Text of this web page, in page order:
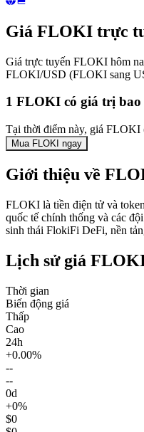
Giá FLOKI trực
Giá trực tuyến FLOKI hôm
FLOKI/USD (FLOKI sang
1 FLOKI có giá trị bao
Tại thời điểm này, giá
Mua FLOKI ngay
Giới thiệu về
FLOKI là tiền điện tử và
quốc tế chính thống và các
sinh thái FlokiFi DeFi, nền
Lịch sử giá
Thời gian
Biến động giá
Thấp
Cao
24h
+0.00%
--
--
0d
+0%
$0